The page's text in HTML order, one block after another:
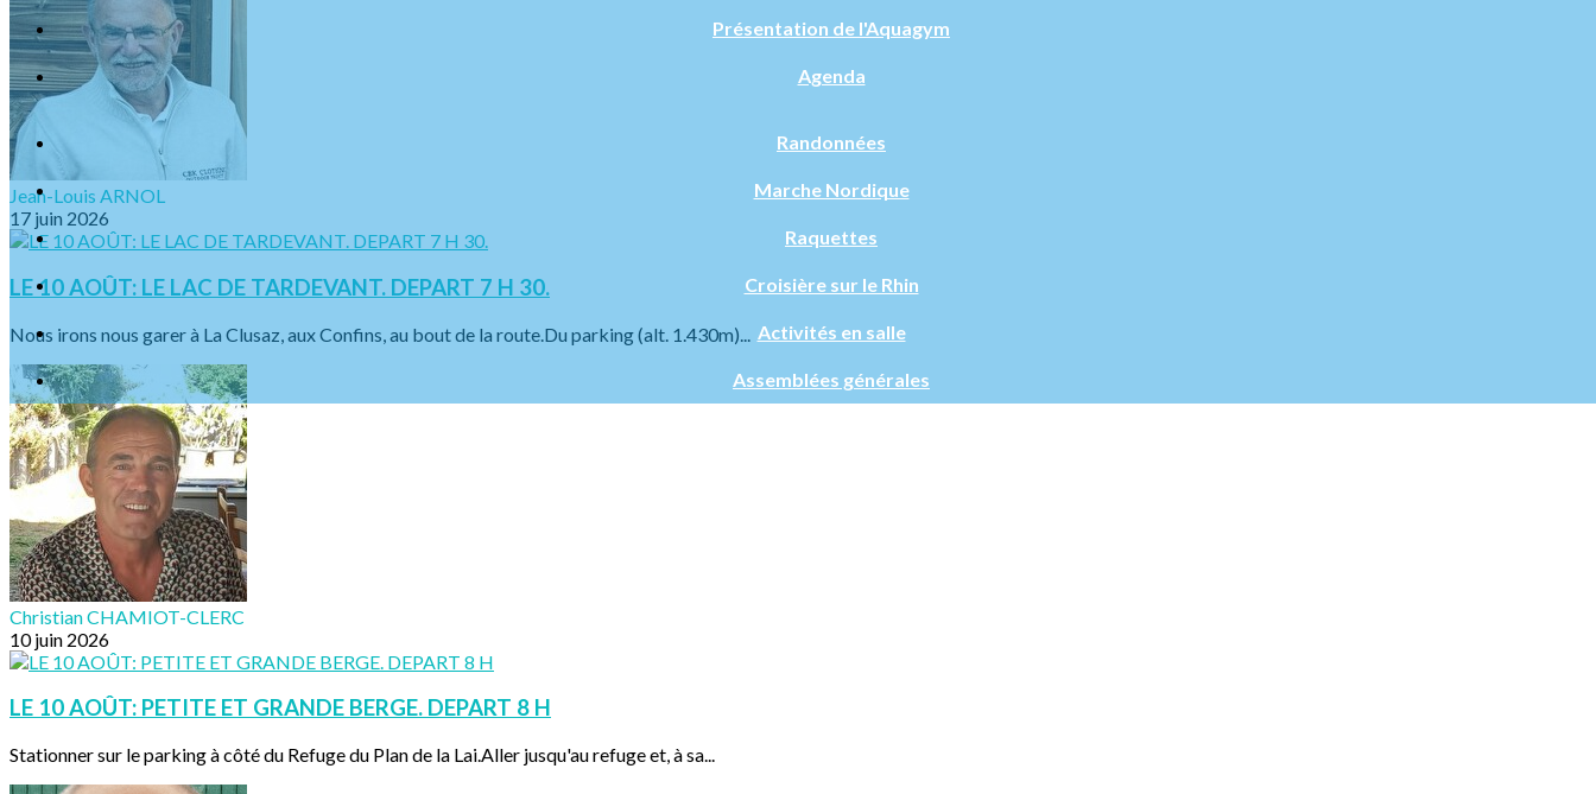
Présentation de l'Aquagym
Agenda
Randonnées
Marche Nordique
Raquettes
Croisière sur le Rhin
Activités en salle
Assemblées générales
Jean-Louis ARNOL
17 juin 2026
LE 10 AOÛT: LE LAC DE TARDEVANT. DEPART 7 H 30.
Nous irons nous garer à La Clusaz, aux Confins, au bout de la route.Du parking (alt. 1.430m)...
Christian CHAMIOT-CLERC
10 juin 2026
LE 10 AOÛT: PETITE ET GRANDE BERGE. DEPART 8 H
Stationner sur le parking à côté du Refuge du Plan de la Lai.Aller jusqu'au refuge et, à sa...